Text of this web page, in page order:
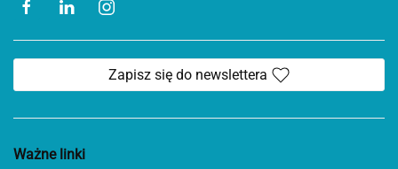
Zapisz się do newslettera
Ważne linki